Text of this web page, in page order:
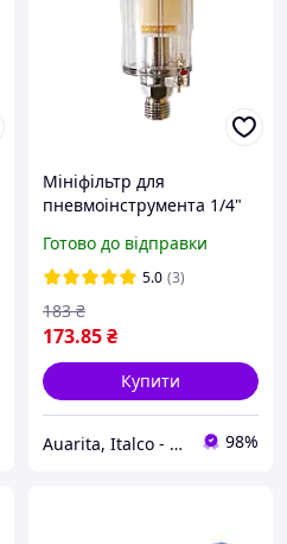
Мініфільтр для
пневмоінструмента 1/4"
Готово до відправки
5.0 (3)
173.85₴
183 ₴
Купити
Auarita, Italco - преміальне фарбувальне обладнання 98%